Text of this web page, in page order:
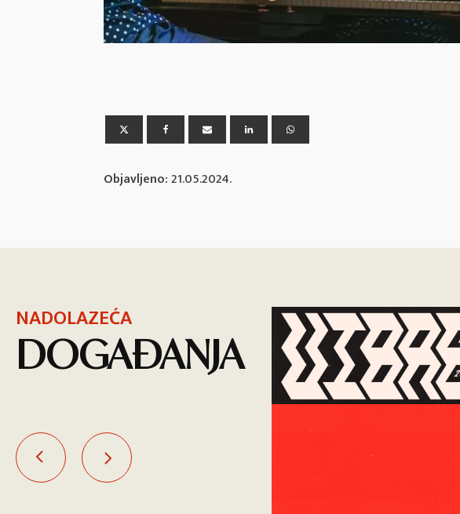
Objavljeno:21.05.2024.
NADOLAZEĆA
DOGAĐANJA